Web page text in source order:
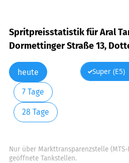
Spritpreisstatistik für Aral
Dormettinger Straße 13,
heute
7 Tage
28 Tage
Super (E5)
Nur über Markttransparenzstelle
geöffnete Tankstellen.